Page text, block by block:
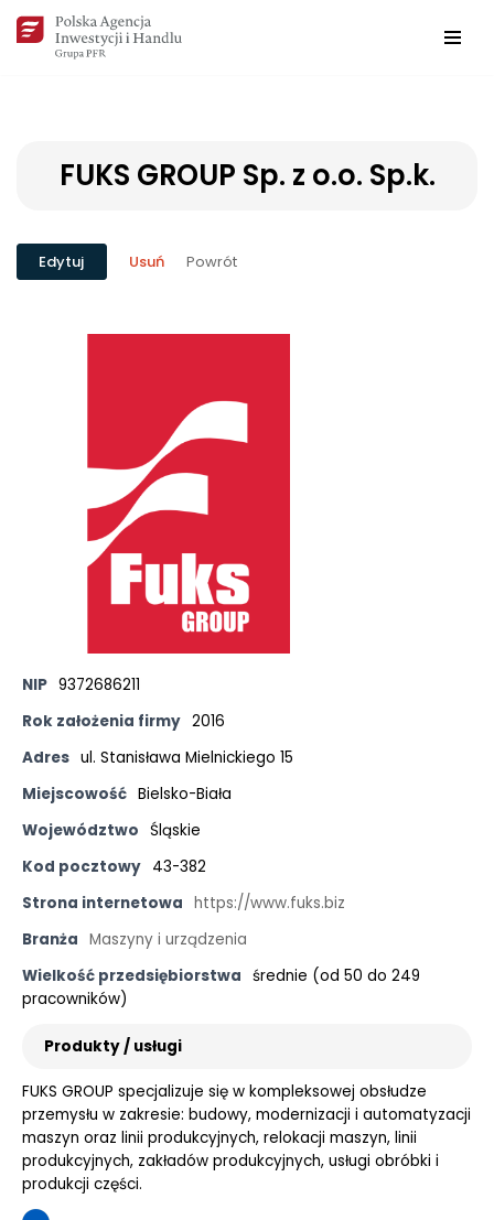
Przejdź
FUKS GROUP Sp. z o.o. Sp.k.
Edytuj Usuń Powrót
NIP 9372686211
Rok założenia firmy 2016
Adres ul. Stanisława Mielnickiego 15
Miejscowość Bielsko-Biała
Województwo Śląskie
Kod pocztowy 43-382
Strona internetowa https://www.fuks.biz
Branża Maszyny i urządzenia
Wielkość przedsiębiorstwa średnie (od 50 do 249
pracowników)
Produkty / usługi
FUKS GROUP specjalizuje się w kompleksowej obsłudze
przemysłu w zakresie: budowy, modernizacji i automatyzacji
maszyn oraz linii produkcyjnych, relokacji maszyn, linii
produkcyjnych, zakładów produkcyjnych, usługi obróbki i
produkcji części.